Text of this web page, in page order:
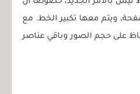
ويتم معها تكبير الخط. مع
على حجم الصور وباقي عناصر